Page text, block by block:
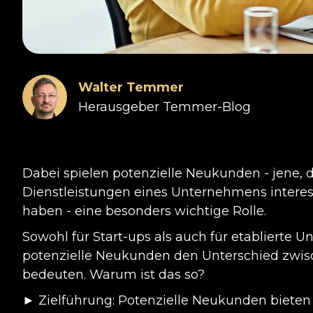
Walter Temmer
Herausgeber Temmer-Blog
Dabei spielen potenzielle Neukunden - jene,
Dienstleistungen eines Unternehmens
haben - eine besonders wichtige Rolle.
Sowohl für Start-ups als auch für etablierte
potenzielle Neukunden den Unterschied
bedeuten. Warum ist das so?
► Zielführung: Potenzielle Neukunden